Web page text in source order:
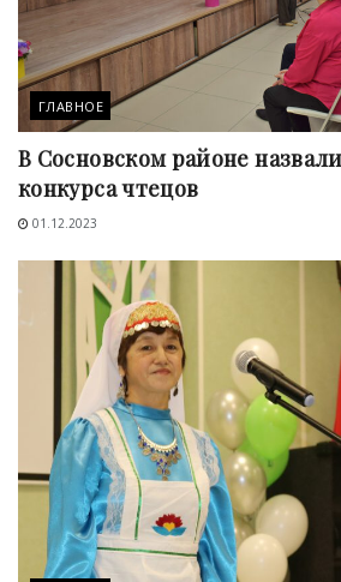
ГЛАВНОЕ
В Сосновском районе
конкурса чтецов
01.12.2023